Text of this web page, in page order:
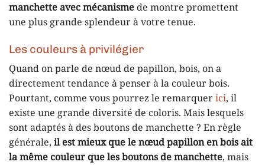
manchette avec mécanismede montre promettent
une plus grande splendeur à votre tenue.
Les couleurs à privilégier
Quand on parle de nœud de papillon, bois, on a
directement tendance à penser à la couleur bois.
Pourtant, comme vous pourrez le remarquerici, il
existe une grande diversité de coloris. Mais lesquels
sont adaptés à des boutons de manchette ? En règle
générale, il est mieux que le nœud papillon en bois ait
la même couleur que les boutons de manchette, mais